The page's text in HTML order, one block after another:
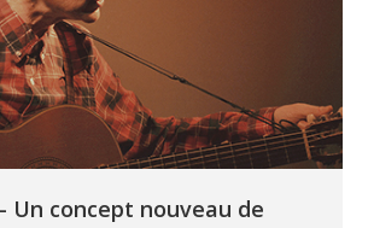
Un concept nouveau de